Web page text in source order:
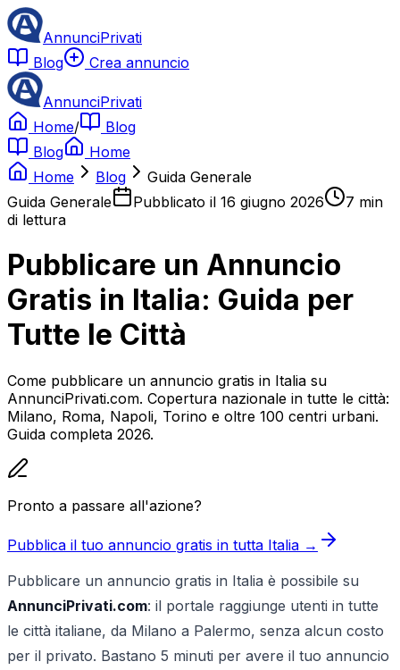
AnnunciPrivati
Blog
Crea annuncio
AnnunciPrivati
Home/
Blog
Blog
Home
Home
Blog
Guida Generale
Guida Generale
Pubblicato il 16 giugno 2026 7 min
di lettura
Pubblicare un Annuncio
Gratis in Italia: Guida per
Tutte le Città
Come pubblicare un annuncio gratis in Italia su
AnnunciPrivati.com. Copertura nazionale in tutte le città:
Milano, Roma, Napoli, Torino e oltre 100 centri urbani.
Guida completa 2026.
Pronto a passare all'azione?
Pubblica il tuo annuncio gratis in tutta Italia →
Pubblicare un annuncio gratis in Italia è possibile su
AnnunciPrivati.com: il portale raggiunge utenti in tutte
le città italiane, da Milano a Palermo, senza alcun costo
per il privato. Bastano 5 minuti per avere il tuo annuncio